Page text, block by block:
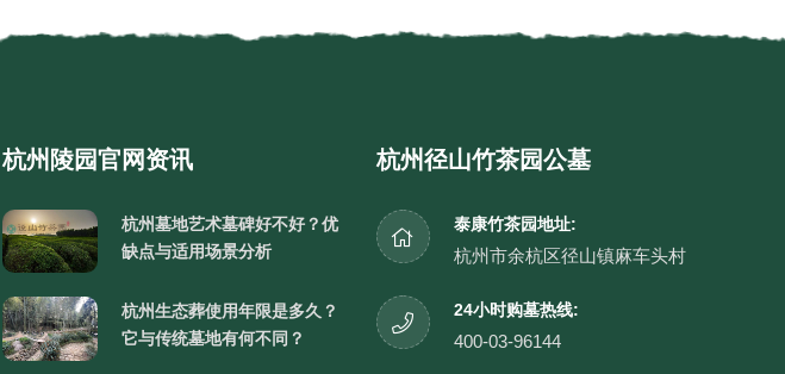
杭州陵园官网资讯
杭州墓地艺术墓碑好不好？优
缺点与适用场景分析
杭州生态葬使用年限是多久？
它与传统墓地有何不同？
杭州径山竹茶园公墓
泰康竹茶园地址:
杭州市余杭区径山镇麻车头村
24小时购墓热线:
400-03-96144